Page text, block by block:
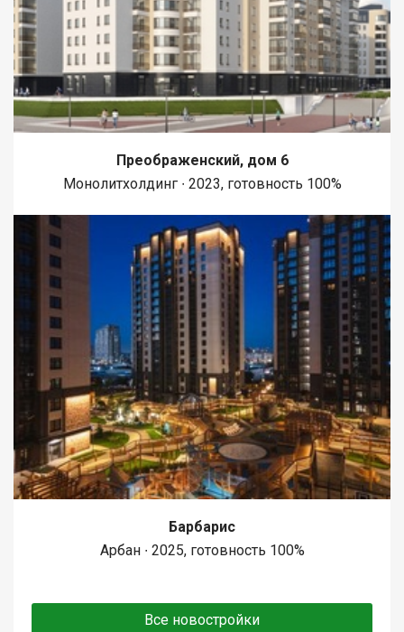
Преображенский, дом 6
Монолитхолдинг ∙ 2023, готовность 100%
Барбарис
Арбан ∙ 2025, готовность 100%
Все новостройки